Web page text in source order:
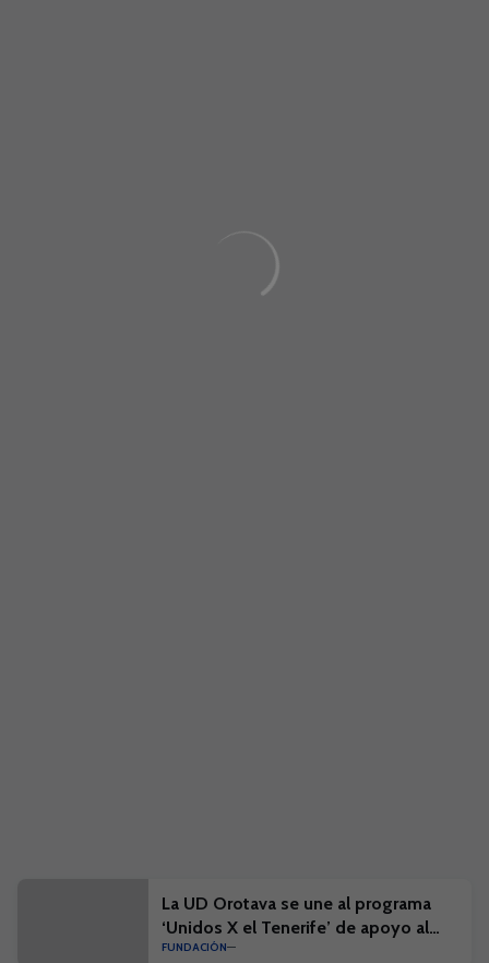
La UD Orotava se une al programa
‘Unidos X el Tenerife’ de apoyo al
fútbol base
FUNDACIÓN